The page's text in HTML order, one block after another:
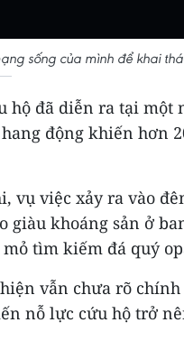
sống của mình để khai
hộ đã diễn ra tại một
động khiến hơn
vụ việc xảy ra vào
giàu khoáng sản ở
tìm kiếm đá quý
vẫn chưa rõ
nỗ lực cứu hộ trở